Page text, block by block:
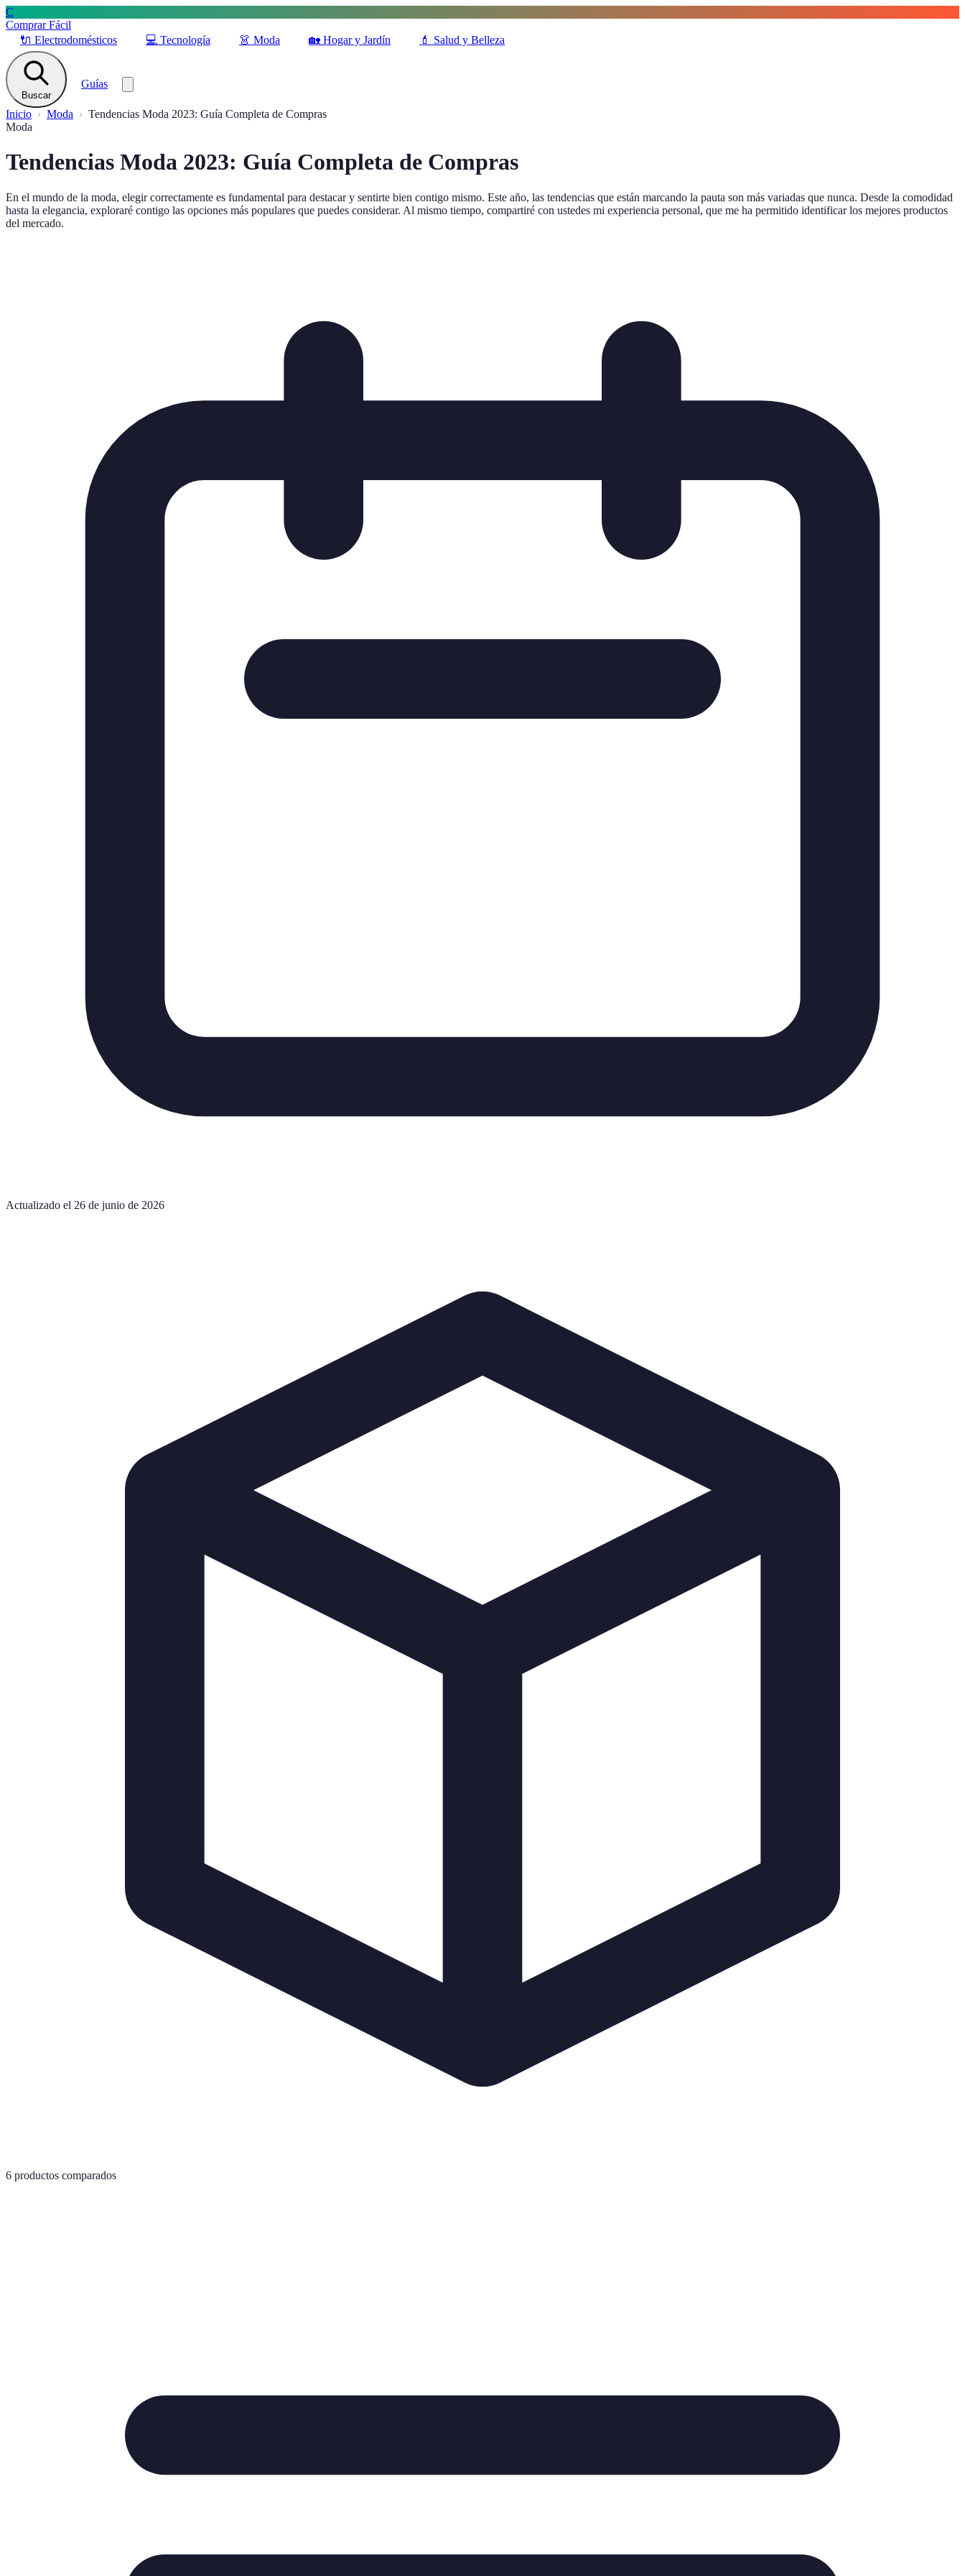
C
Comprar Fácil
🔌 Electrodomésticos 💻 Tecnología 👗 Moda 🏡 Hogar y Jardín 💄 Salud y Belleza
Buscar
Guías
Inicio Moda
Tendencias Moda 2023: Guía Completa de Compras
Moda
Tendencias Moda 2023: Guía Completa de Compras
En el mundo de la moda, elegir correctamente es fundamental para destacar y sentirte bien contigo mismo. Este año, las tendencias que están marcando la pauta son más variadas que nunca. Desde la comodidad
hasta la elegancia, exploraré contigo las opciones más populares que puedes considerar. Al mismo tiempo, compartiré con ustedes mi experiencia personal, que me ha permitido identificar los mejores productos
del mercado.
Actualizado el 26 de junio de 2026
6 productos comparados